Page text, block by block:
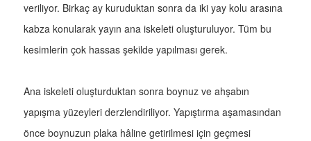
veriliyor. Birkaç ay kuruduktan sonra da iki yay kolu arasına
kabza konularak yayın ana iskeleti oluşturuluyor. Tüm bu
kesimlerin çok hassas şekilde yapılması gerek.
Ana iskeleti oluşturduktan sonra boynuz ve ahşabın
yapışma yüzeyleri derzlendiriliyor. Yapıştırma aşamasından
önce boynuzun plaka hâline getirilmesi için geçmesi